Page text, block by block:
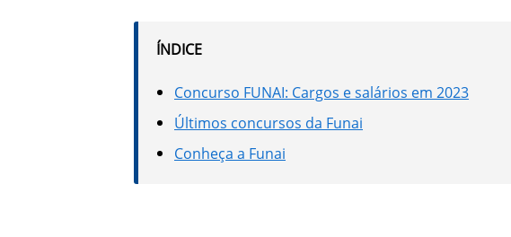
ÍNDICE
Concurso FUNAI: Cargos e salários em 2023
Últimos concursos da Funai
Conheça a Funai